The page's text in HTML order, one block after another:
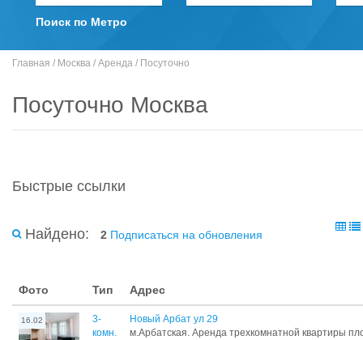
Поиск по Метро
Главная / Москва / Аренда / Посуточно
Посуточно Москва
Быстрые ссылки
Найдено: 2 Подписаться на обновления
Фото Тип Адрес
16.02
3-
комн.
Новый Арбат ул 29
м.Арбатская. Аренда трехкомнатной квартиры